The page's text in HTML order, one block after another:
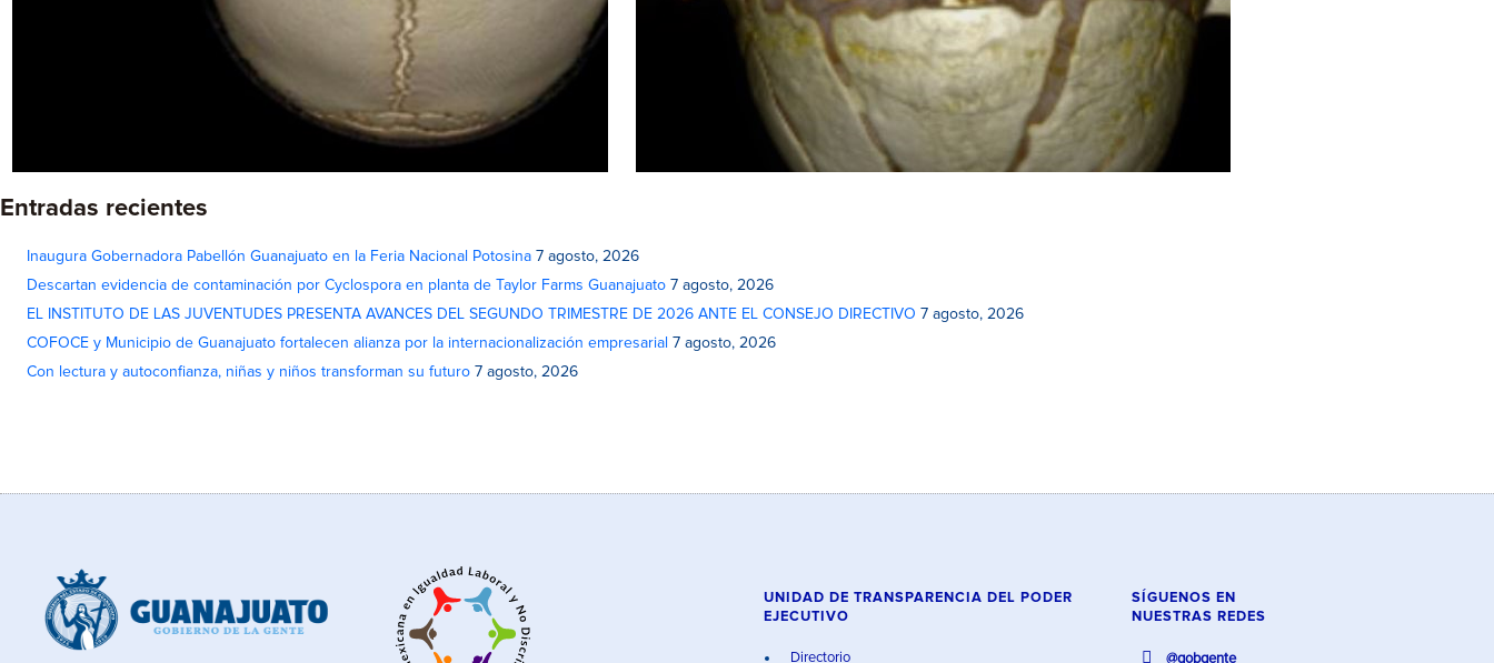
Entradas recientes
Inaugura Gobernadora Pabellón Guanajuato en la Feria Nacional Potosina 7 agosto, 2026
Descartan evidencia de contaminación por Cyclospora en planta de Taylor Farms Guanajuato 7 agosto, 2026
EL INSTITUTO DE LAS JUVENTUDES PRESENTA AVANCES DEL SEGUNDO TRIMESTRE DE 2026 ANTE EL CONSEJO DIRECTIVO 7 agosto, 2026
COFOCE y Municipio de Guanajuato fortalecen alianza por la internacionalización empresarial 7 agosto, 2026
Con lectura y autoconfianza, niñas y niños transforman su futuro 7 agosto, 2026
UNIDAD DE TRANSPARENCIA DEL PODER
EJECUTIVO
Directorio
SÍGUENOS EN
NUESTRAS REDES
@gobgente